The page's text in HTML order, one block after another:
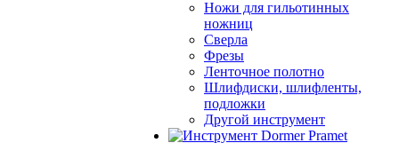
Ножи для гильотинных
ножниц
Сверла
Фрезы
Ленточное полотно
Шлифдиски, шлифленты,
подложки
Другой инструмент